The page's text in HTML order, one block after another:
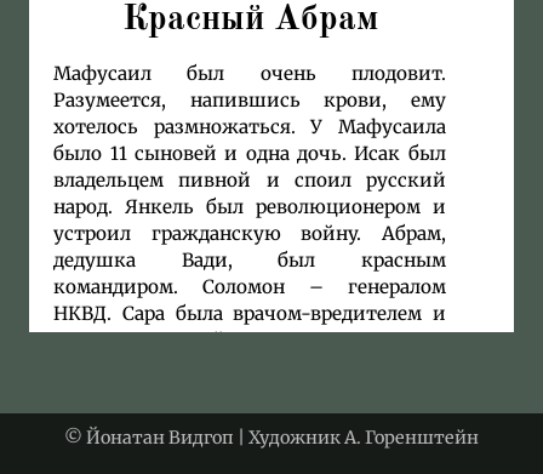
© Йонатан Видгоп | Художник А. Горенштейн
Красный Абрам
Мафусаил был очень плодовит.
Разумеется, напившись крови, ему
хотелось размножаться. У Мафусаила
было 11 сыновей и одна дочь. Исак был
владельцем пивной и споил русский
народ. Янкель был революционером и
устроил гражданскую войну. Абрам,
дедушка Вади, был красным
командиром. Соломон – генералом
НКВД. Сара была врачом-вредителем и
травила вождей. Израиль уговорил
водрузить на башни Кремля
шестиконечные звезды. Хаим, как